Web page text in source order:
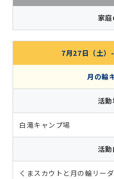
家庭
7月27日（土）
月の輪
活
白滝キャンプ場
活
くまスカウトと月の輪リー